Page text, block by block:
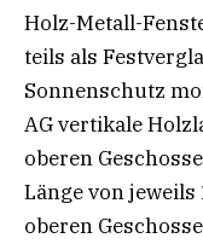
Holz-Metall-
teils als
Sonnenschutz
AG vertikale
oberen
Länge von
oberen